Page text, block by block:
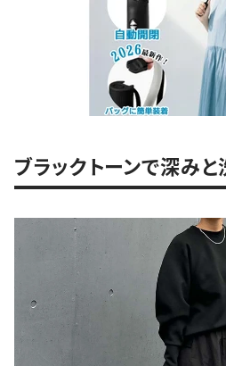
ブラックトーンで深み